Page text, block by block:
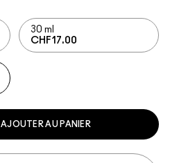
30 ml
CHF17.00
AJOUTER AU PANIER